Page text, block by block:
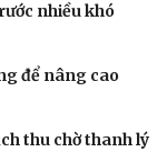
nhiều khó
để nâng cao
thu chờ thanh lý